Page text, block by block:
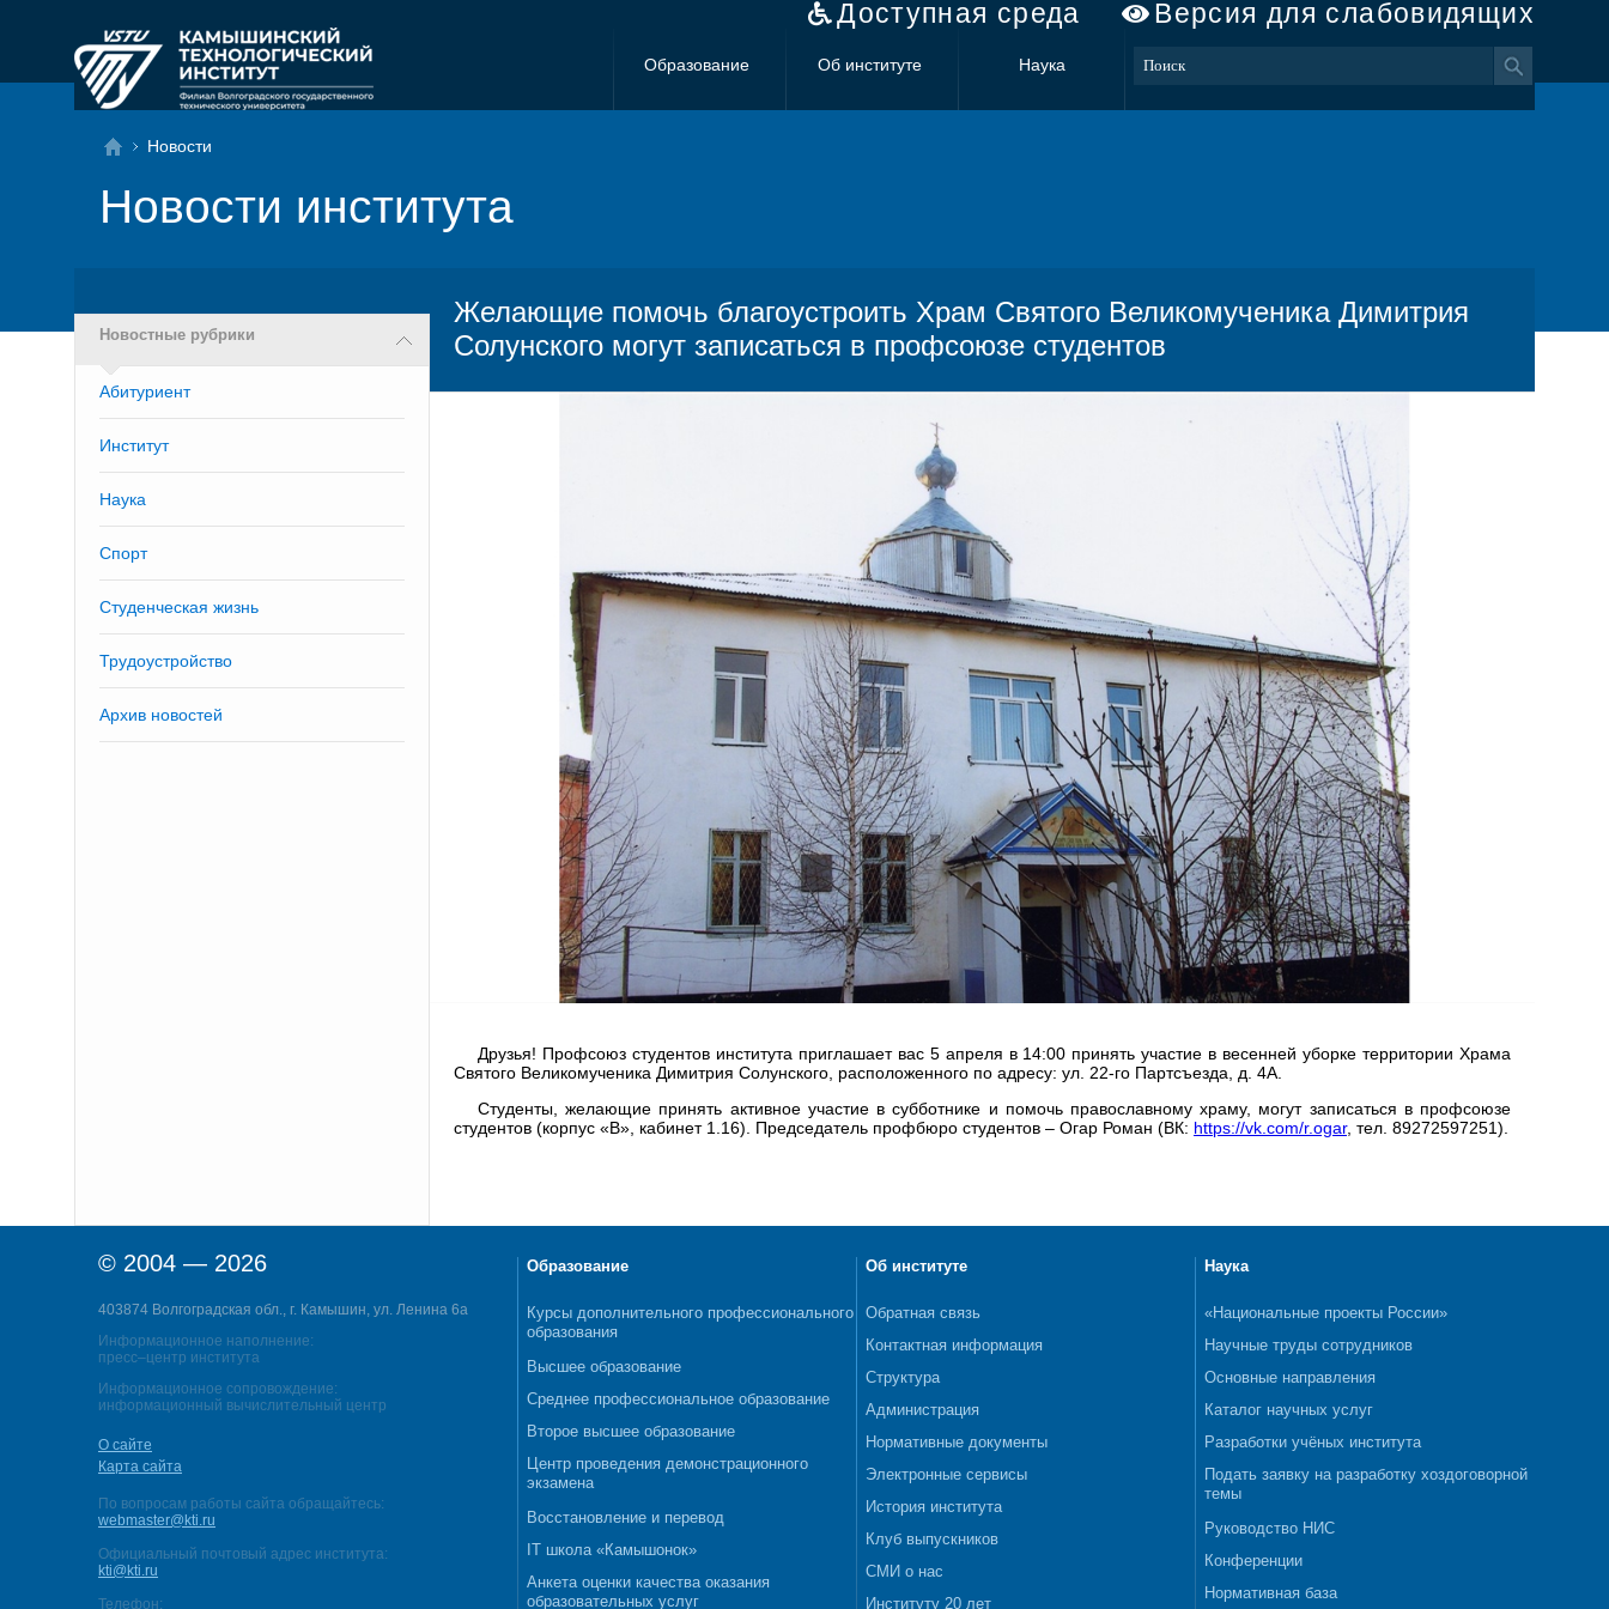
Доступная среда Версия для слабовидящих
Образование Об институте Наука
Новости
Новости института
Новостные рубрики
Абитуриент
Институт
Наука
Спорт
Студенческая жизнь
Трудоустройство
Архив новостей
Желающие помочь благоустроить Храм Святого Великомученика Димитрия
Солунского могут записаться в профсоюзе студентов
Друзья! Профсоюз студентов института приглашает вас 5 апреля в 14:00 принять участие в весенней уборке территории Храма
Святого Великомученика Димитрия Солунского, расположенного по адресу: ул. 22-го Партсъезда, д. 4А.
Студенты, желающие принять активное участие в субботнике и помочь православному храму, могут записаться в профсоюзе
студентов (корпус «В», кабинет 1.16). Председатель профбюро студентов – Огар Роман (ВК: https://vk.com/r.ogar, тел. 89272597251).
© 2004 — 2026
403874 Волгоградская обл., г. Камышин, ул. Ленина 6а
Информационное наполнение:
пресс–центр института
Информационное сопровождение:
информационный вычислительный центр
О сайте
Карта сайта
По вопросам работы сайта обращайтесь:
webmaster@kti.ru
Официальный почтовый адрес института:
kti@kti.ru
Телефон:
Образование
Курсы дополнительного профессионального
образования
Высшее образование
Среднее профессиональное образование
Второе высшее образование
Центр проведения демонстрационного
экзамена
Восстановление и перевод
IT школа «Камышонок»
Анкета оценки качества оказания
образовательных услуг
Об институте
Обратная связь
Контактная информация
Структура
Администрация
Нормативные документы
Электронные сервисы
История института
Клуб выпускников
СМИ о нас
Институту 20 лет
Наука
«Национальные проекты России»
Научные труды сотрудников
Основные направления
Каталог научных услуг
Разработки учёных института
Подать заявку на разработку хоздоговорной
темы
Руководство НИС
Конференции
Нормативная база